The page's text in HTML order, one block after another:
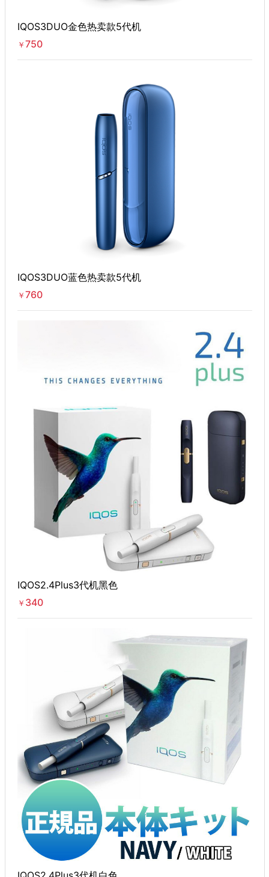
IQOS3DUO金色热卖款5代机
￥ 750
IQOS3DUO蓝色热卖款5代机
￥ 760
IQOS2.4Plus3代机黑色
￥ 340